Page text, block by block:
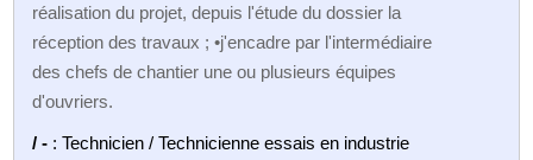
réalisation du projet, depuis l'étude du dossier la
réception des travaux ; •j'encadre par l'intermédiaire
des chefs de chantier une ou plusieurs équipes
d'ouvriers.
/ - : Technicien / Technicienne essais en industrie